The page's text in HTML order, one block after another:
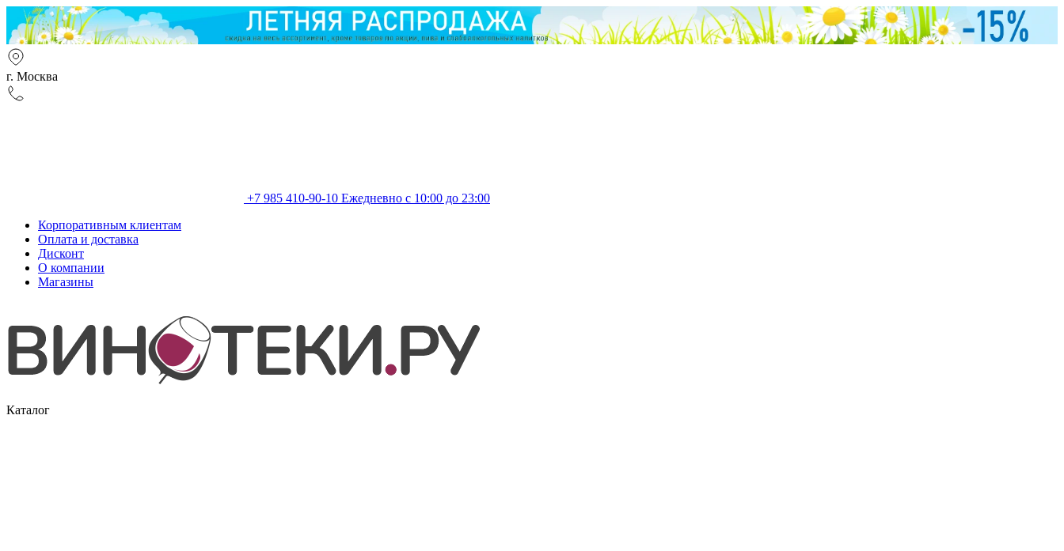
г. Москва
+7 985 410-90-10 Ежедневно с 10:00 до 23:00
Корпоративным клиентам
Оплата и доставка
Дисконт
О компании
Магазины
Каталог